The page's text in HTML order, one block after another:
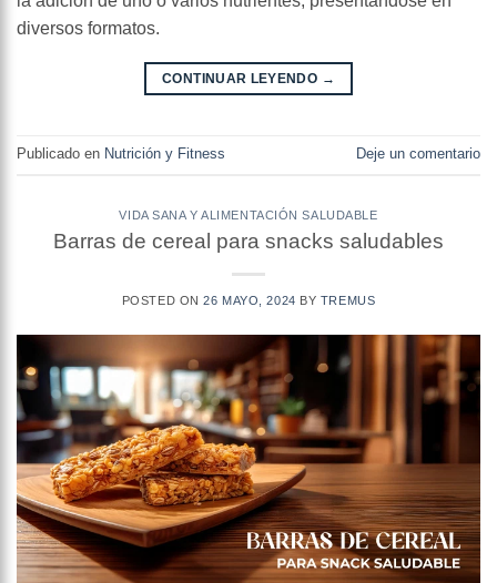
diversos formatos.
CONTINUAR LEYENDO →
Publicado en Nutrición y Fitness Deje un comentario
VIDA SANA Y ALIMENTACIÓN SALUDABLE
Barras de cereal para snacks saludables
POSTED ON26 MAYO, 2024 BY TREMUS